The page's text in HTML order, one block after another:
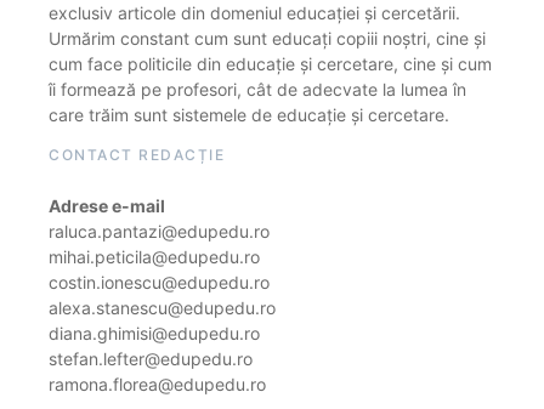
exclusiv articole din domeniul educației și cercetării.
Urmărim constant cum sunt educați copiii noștri, cine și
cum face politicile din educație și cercetare, cine și cum
îi formează pe profesori, cât de adecvate la lumea în
care trăim sunt sistemele de educație și cercetare.
CONTACT REDACȚIE
Adrese e-mail
raluca.pantazi@edupedu.ro
mihai.peticila@edupedu.ro
costin.ionescu@edupedu.ro
alexa.stanescu@edupedu.ro
diana.ghimisi@edupedu.ro
stefan.lefter@edupedu.ro
ramona.florea@edupedu.ro